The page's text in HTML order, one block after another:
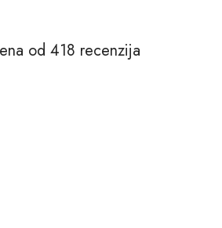
od 418 recenzija